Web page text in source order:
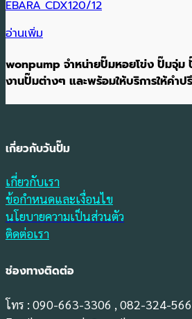
EBARA CDX120/12
อ่านเพิ่ม
wonpump จำหน่ายปั๊มหอยโข่ง ปั๊มจุ่
งานปั๊มต่างๆ และพร้อมให้บริการให้คำ
เกี่ยวกับวันปั๊ม
เกี่ยวกับเรา
ข้อกำหนดและเงื่อนไข
นโยบายความเป็นส่วนตัว
ติดต่อเรา
ช่องทางติดต่อ
โทร : 090-663-3306 , 082-324-